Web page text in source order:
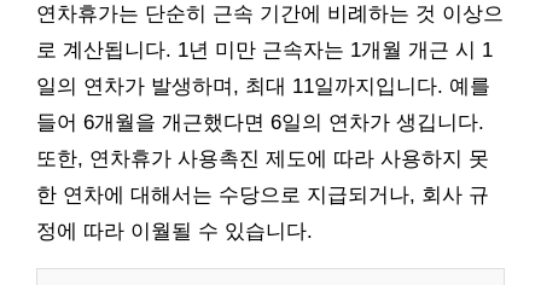
연차휴가는 단순히 근속 기간에 비례하는 것 이상으
로 계산됩니다. 1년 미만 근속자는 1개월 개근 시 1
일의 연차가 발생하며, 최대 11일까지입니다. 예를
들어 6개월을 개근했다면 6일의 연차가 생깁니다.
또한, 연차휴가 사용촉진 제도에 따라 사용하지 못
한 연차에 대해서는 수당으로 지급되거나, 회사 규
정에 따라 이월될 수 있습니다.